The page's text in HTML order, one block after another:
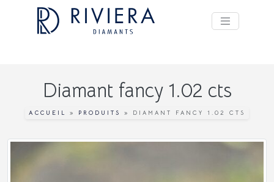
Diamant fancy 1.02 cts
ACCUEIL » PRODUITS » DIAMANT FANCY 1.02 CTS